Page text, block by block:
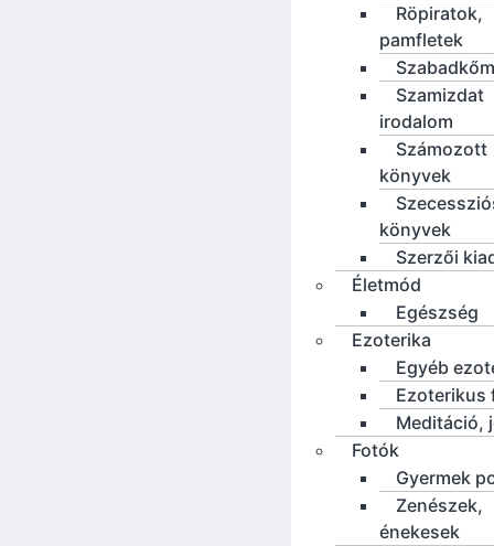
Röpiratok,
pamfletek
Szamizdat
irodalom
Számozott
könyvek
könyvek
Szerzői
Életmód
Egészség
Ezoterika
Egyéb
Ezoterikus
Meditáció,
Fotók
Gyermek
Zenészek,
énekesek